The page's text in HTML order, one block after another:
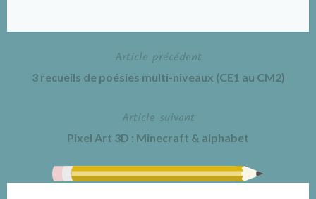
Article précédent
3 recueils de poésies multi-niveaux (CE1 au CM2)
Article suivant
Pixel Art 3D : Minecraft & alphabet